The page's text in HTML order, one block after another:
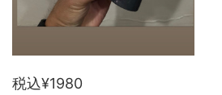
税込¥1980